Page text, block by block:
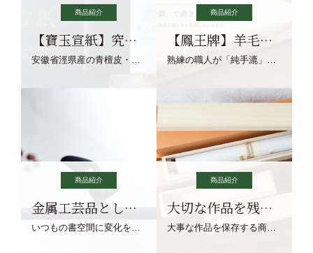
商品紹介
【寶玉宣紙】究極の純粋な宣紙を目指す寶玉宣紙
商品紹介
【鳳王牌】羊毛筆×濃墨での揮毫に最適な宣紙系画仙紙
商品紹介
金属工芸品としての文鎮
商品紹介
大切な作品を残す作品保存商品